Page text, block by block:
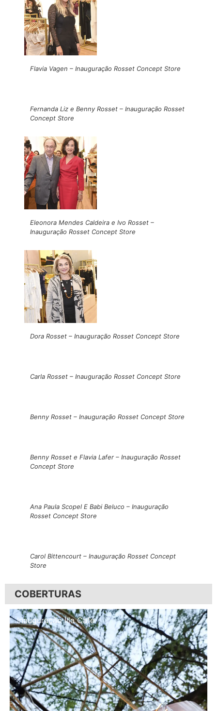
Flavia Vagen – Inauguração Rosset Concept Store
Fernanda Liz e Benny Rosset – Inauguração Rosset
Concept Store
Eleonora Mendes Caldeira e Ivo Rosset –
Inauguração Rosset Concept Store
Dora Rosset – Inauguração Rosset Concept Store
Carla Rosset – Inauguração Rosset Concept Store
Benny Rosset – Inauguração Rosset Concept Store
Benny Rosset e Flavia Lafer – Inauguração Rosset
Concept Store
Ana Paula Scopel E Babi Beluco – Inauguração
Rosset Concept Store
Carol Bittencourt – Inauguração Rosset Concept
Store
COBERTURAS
Inauguração Illa Café